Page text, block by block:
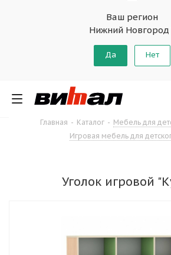
Ваш регион
Нижний Новгород
Да Нет
Главная - Каталог - Мебель для
Игровая мебель для
Уголок игровой